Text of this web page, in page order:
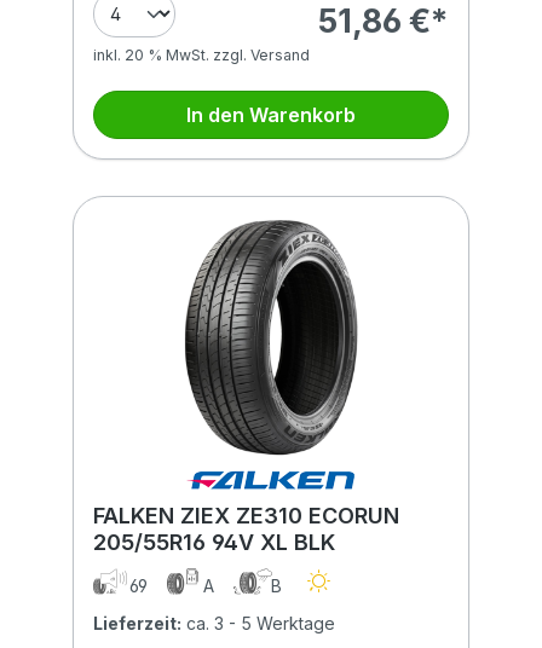
51,86 €*
inkl. 20 % MwSt. zzgl. Versand
In den Warenkorb
FALKEN ZIEX ZE310 ECORUN
205/55R16 94V XL BLK
69 A
B
Lieferzeit: ca. 3 - 5 Werktage